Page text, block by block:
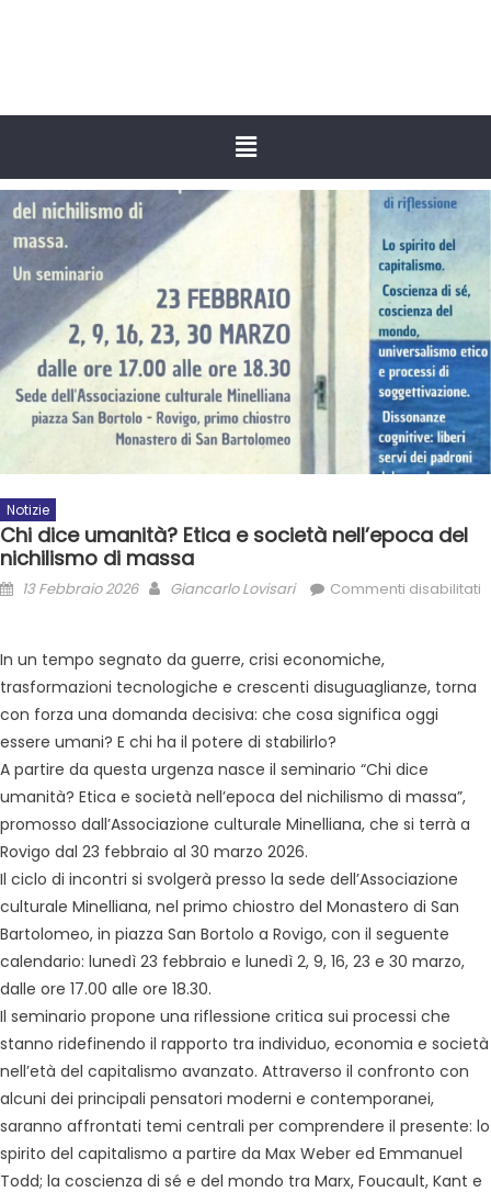
Notizie
Chi dice umanità? Etica e società nell’epoca del
nichilismo di massa
13 Febbraio 2026 Giancarlo Lovisari Commenti disabilitati
In un tempo segnato da guerre, crisi economiche,
trasformazioni tecnologiche e crescenti disuguaglianze, torna
con forza una domanda decisiva: che cosa significa oggi
essere umani? E chi ha il potere di stabilirlo?
A partire da questa urgenza nasce il seminario “Chi dice
umanità? Etica e società nell’epoca del nichilismo di massa”,
promosso dall’Associazione culturale Minelliana, che si terrà a
Rovigo dal 23 febbraio al 30 marzo 2026.
Il ciclo di incontri si svolgerà presso la sede dell’Associazione
culturale Minelliana, nel primo chiostro del Monastero di San
Bartolomeo, in piazza San Bortolo a Rovigo, con il seguente
calendario: lunedì 23 febbraio e lunedì 2, 9, 16, 23 e 30 marzo,
dalle ore 17.00 alle ore 18.30.
Il seminario propone una riflessione critica sui processi che
stanno ridefinendo il rapporto tra individuo, economia e società
nell’età del capitalismo avanzato. Attraverso il confronto con
alcuni dei principali pensatori moderni e contemporanei,
saranno affrontati temi centrali per comprendere il presente: lo
spirito del capitalismo a partire da Max Weber ed Emmanuel
Todd; la coscienza di sé e del mondo tra Marx, Foucault, Kant e